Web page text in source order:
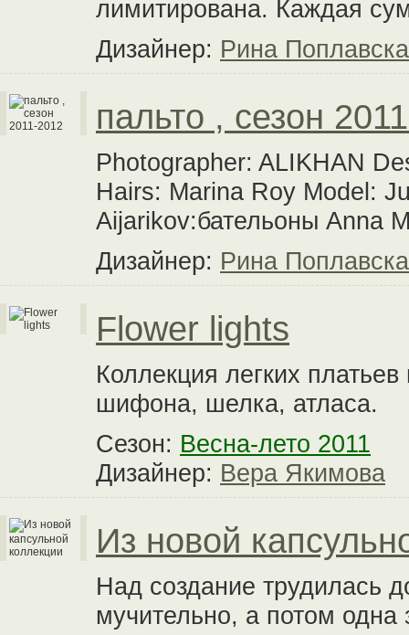
лимитирована. Каждая
Дизайнер: Рина
пальто , сезон
Photographer: ALIKHAN
Hairs: Marina Roy Model:
Aijarikov:бательоны Anna
Дизайнер: Рина
Flower lights
Коллекция легких
шифона, шелка, атласа.
Сезон: Весна-лето 2011
Дизайнер: Вера Якимова
Из новой
Над создание трудилась
мучительно, а потом одна